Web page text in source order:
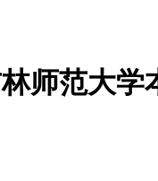
师范大